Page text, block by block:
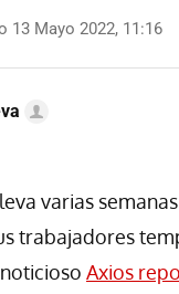
13 Mayo 2022, 11:16
varias
trabajadores
Axios